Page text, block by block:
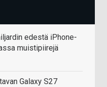
edestä iPhone-
muistipiirejä
Galaxy S27